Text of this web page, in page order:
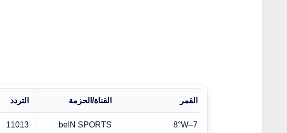
القمر القناة/الحزمة التردد
7–8°W
beIN SPORTS
11013